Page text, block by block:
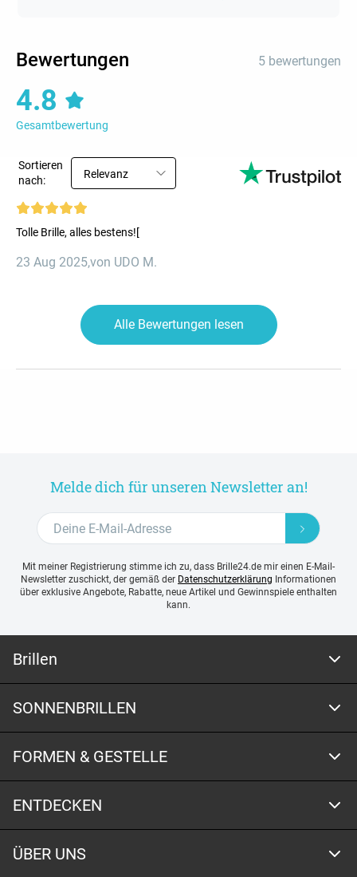
Bewertungen 5 bewertungen
4.8
Gesamtbewertung
Sortieren
nach:
Relevanz
Tolle Brille, alles bestens![
23 Aug 2025,von UDO M.
Alle Bewertungen lesen
Melde dich für unseren Newsletter an!
Mit meiner Registrierung stimme ich zu, dass Brille24.de mir einen E-Mail-
Newsletter zuschickt, der gemäß der Datenschutzerklärung Informationen
über exklusive Angebote, Rabatte, neue Artikel und Gewinnspiele enthalten
kann.
Brillen
SONNENBRILLEN
FORMEN & GESTELLE
ENTDECKEN
ÜBER UNS